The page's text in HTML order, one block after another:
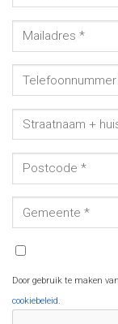
Door gebruik te maken
cookiebeleid.